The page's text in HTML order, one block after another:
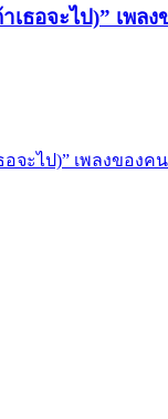
เธอจะไป)” เพ
ธอจะไป)” เพลงขอ